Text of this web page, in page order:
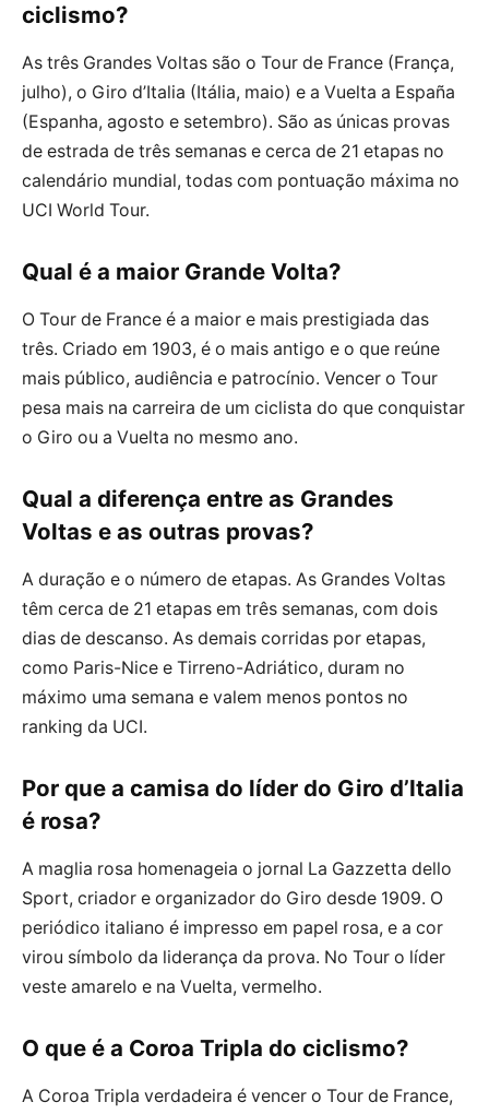
ciclismo?
As três Grandes Voltas são o Tour de France (França,
julho), o Giro d’Italia (Itália, maio) e a Vuelta a España
(Espanha, agosto e setembro). São as únicas provas
de estrada de três semanas e cerca de 21 etapas no
calendário mundial, todas com pontuação máxima no
UCI World Tour.
Qual é a maior Grande Volta?
O Tour de France é a maior e mais prestigiada das
três. Criado em 1903, é o mais antigo e o que reúne
mais público, audiência e patrocínio. Vencer o Tour
pesa mais na carreira de um ciclista do que conquistar
o Giro ou a Vuelta no mesmo ano.
Qual a diferença entre as Grandes
Voltas e as outras provas?
A duração e o número de etapas. As Grandes Voltas
têm cerca de 21 etapas em três semanas, com dois
dias de descanso. As demais corridas por etapas,
como Paris-Nice e Tirreno-Adriático, duram no
máximo uma semana e valem menos pontos no
ranking da UCI.
Por que a camisa do líder do Giro d’Italia
é rosa?
A maglia rosa homenageia o jornal La Gazzetta dello
Sport, criador e organizador do Giro desde 1909. O
periódico italiano é impresso em papel rosa, e a cor
virou símbolo da liderança da prova. No Tour o líder
veste amarelo e na Vuelta, vermelho.
O que é a Coroa Tripla do ciclismo?
A Coroa Tripla verdadeira é vencer o Tour de France,